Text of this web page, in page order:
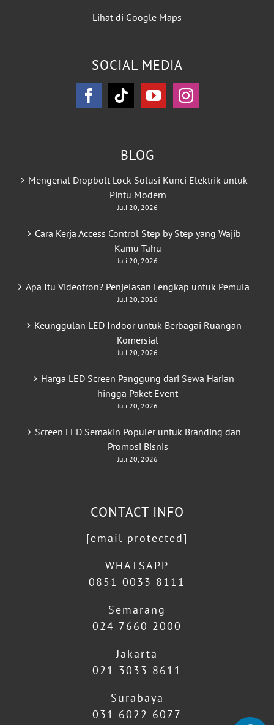
Lihat di Google Maps
SOCIAL MEDIA
BLOG
Mengenal Dropbolt Lock Solusi Kunci Elektrik untuk
Pintu Modern
Juli 20, 2026
Cara Kerja Access Control Step by Step yang Wajib
Kamu Tahu
Juli 20, 2026
Apa Itu Videotron? Penjelasan Lengkap untuk Pemula
Juli 20, 2026
Keunggulan LED Indoor untuk Berbagai Ruangan
Komersial
Juli 20, 2026
Harga LED Screen Panggung dari Sewa Harian
hingga Paket Event
Juli 20, 2026
Screen LED Semakin Populer untuk Branding dan
Promosi Bisnis
Juli 20, 2026
CONTACT INFO
[email protected]
WHATSAPP
0851 0033 8111
Semarang
024 7660 2000
Jakarta
021 3033 8611
Surabaya
031 6022 6077